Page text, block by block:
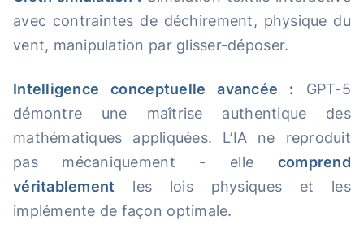
avec contraintes de déchirement, physique du
vent, manipulation par glisser-déposer.
Intelligence conceptuelle avancée : GPT-5
démontre une maîtrise authentique des
mathématiques appliquées. L’IA ne reproduit
pas mécaniquement - elle comprend
véritablement les lois physiques et les
implémente de façon optimale.